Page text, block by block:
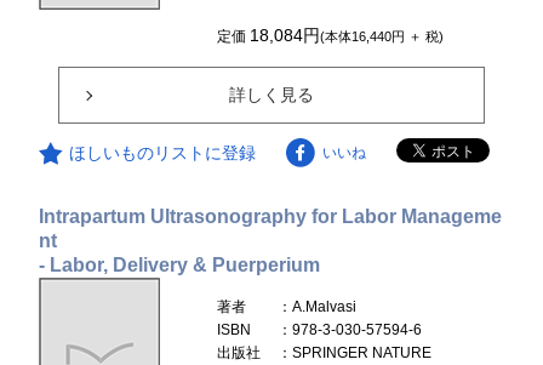
定価 18,084円(本体16,440円 ＋ 税)
詳しく見る
ほしいものリストに登録 いいね
Intrapartum Ultrasonography for Labor Manageme
nt
- Labor, Delivery & Puerperium
著者
：A.Malvasi
ISBN
：978-3-030-57594-6
出版社
：SPRINGER NATURE